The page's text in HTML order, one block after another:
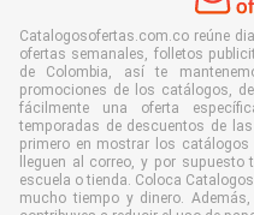
Catalogosofertas.com.co reúne
ofertas semanales, folletos
de Colombia, así te
promociones de los catálogos,
fácilmente una oferta
temporadas de descuentos de
primero en mostrar los
lleguen al correo, y por
escuela o tienda. Coloca
mucho tiempo y dinero.